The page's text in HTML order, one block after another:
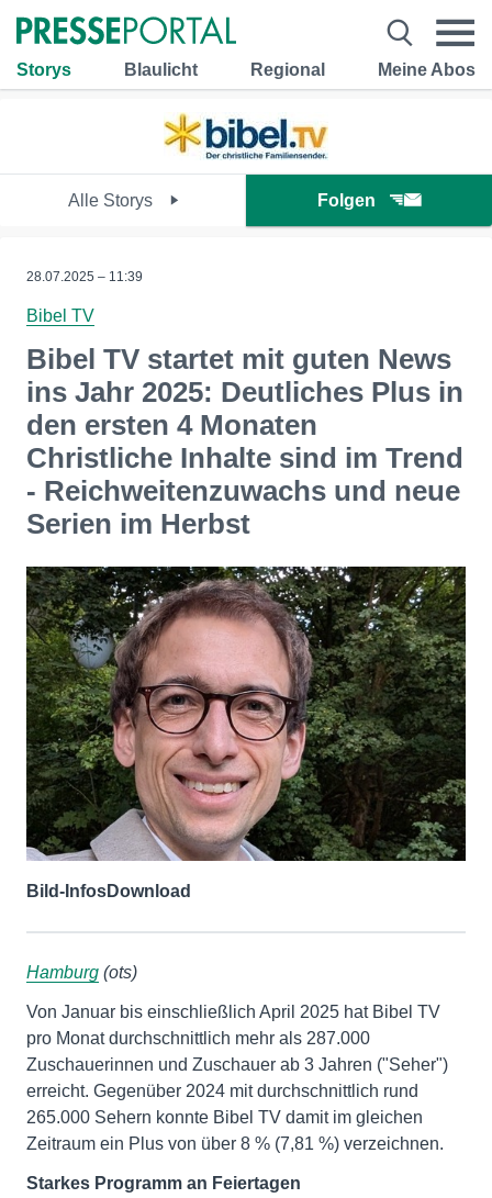
Storys Blaulicht Regional Meine Abos
Alle Storys Folgen
28.07.2025 – 11:39
Bibel TV
Bibel TV startet mit guten News
ins Jahr 2025: Deutliches Plus in
den ersten 4 Monaten
Christliche Inhalte sind im Trend
- Reichweitenzuwachs und neue
Serien im Herbst
Bild-InfosDownload
Hamburg (ots)
Von Januar bis einschließlich April 2025 hat Bibel TV
pro Monat durchschnittlich mehr als 287.000
Zuschauerinnen und Zuschauer ab 3 Jahren ("Seher")
erreicht. Gegenüber 2024 mit durchschnittlich rund
265.000 Sehern konnte Bibel TV damit im gleichen
Zeitraum ein Plus von über 8 % (7,81 %) verzeichnen.
Starkes Programm an Feiertagen